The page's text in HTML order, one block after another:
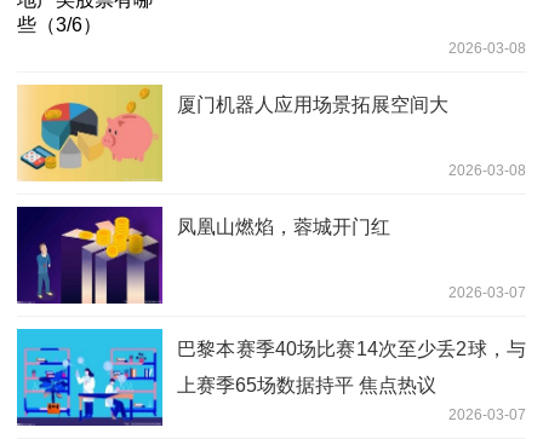
2026-03-08
厦门机器人应用场景拓展空间大
2026-03-08
凤凰山燃焰，蓉城开门红
2026-03-07
巴黎本赛季40场比赛14次至少丢2球，与
上赛季65场数据持平 焦点热议
2026-03-07